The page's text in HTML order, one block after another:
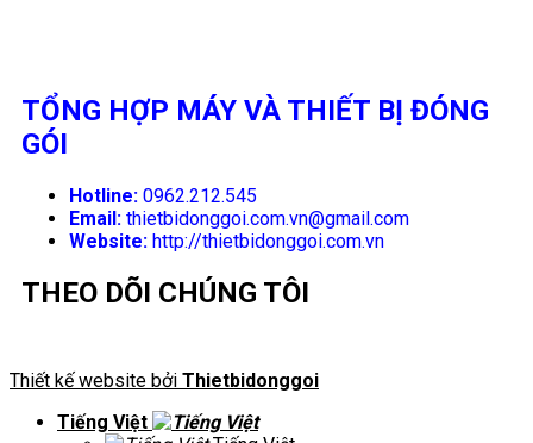
TỔNG HỢP MÁY VÀ THIẾT BỊ ĐÓNG
GÓI
Hotline: 0962.212.545
Email: thietbidonggoi.com.vn@gmail.com
Website: http://thietbidonggoi.com.vn
THEO DÕI CHÚNG TÔI
Thiết kế website bởi Thietbidonggoi
Tiếng Việt